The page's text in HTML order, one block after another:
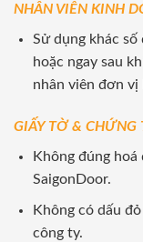
NHÂN VIÊN KINH
Sử dụng khác
hoặc ngay sau
nhân viên đơn vị
GIẤY TỜ & CHỨNG
Không đúng
SaigonDoor.
Không có dấu
công ty.